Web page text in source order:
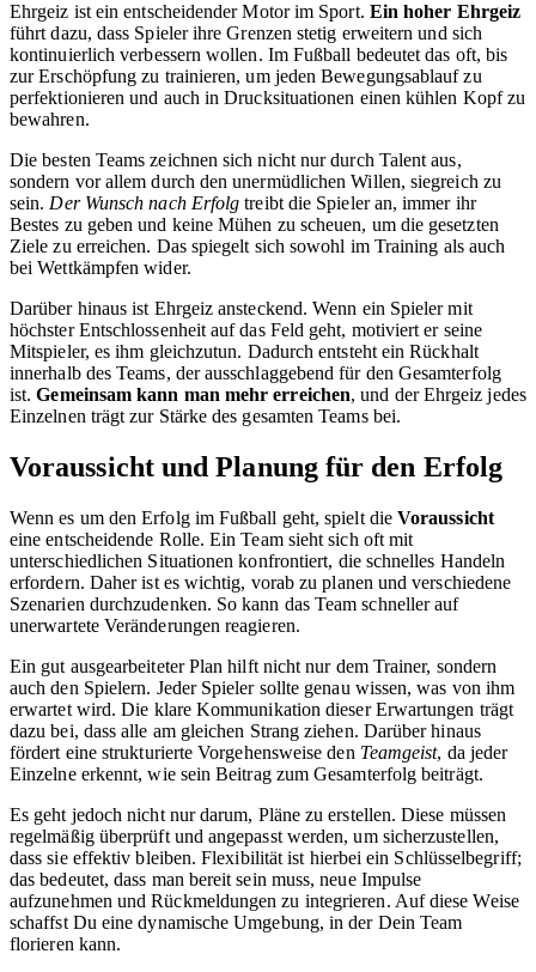
Ehrgeiz ist ein entscheidender Motor im Sport. Ein hoher Ehrgeiz
führt dazu, dass Spieler ihre Grenzen stetig erweitern und sich
kontinuierlich verbessern wollen. Im Fußball bedeutet das oft, bis
zur Erschöpfung zu trainieren, um jeden Bewegungsablauf zu
perfektionieren und auch in Drucksituationen einen kühlen Kopf zu
bewahren.
Die besten Teams zeichnen sich nicht nur durch Talent aus,
sondern vor allem durch den unermüdlichen Willen, siegreich zu
sein. Der Wunsch nach Erfolg treibt die Spieler an, immer ihr
Bestes zu geben und keine Mühen zu scheuen, um die gesetzten
Ziele zu erreichen. Das spiegelt sich sowohl im Training als auch
bei Wettkämpfen wider.
Darüber hinaus ist Ehrgeiz ansteckend. Wenn ein Spieler mit
höchster Entschlossenheit auf das Feld geht, motiviert er seine
Mitspieler, es ihm gleichzutun. Dadurch entsteht ein Rückhalt
innerhalb des Teams, der ausschlaggebend für den Gesamterfolg
ist.Gemeinsam kann man mehr erreichen, und der Ehrgeiz jedes
Einzelnen trägt zur Stärke des gesamten Teams bei.
Voraussicht und Planung für den Erfolg
Wenn es um den Erfolg im Fußball geht, spielt die Voraussicht
eine entscheidende Rolle. Ein Team sieht sich oft mit
unterschiedlichen Situationen konfrontiert, die schnelles Handeln
erfordern. Daher ist es wichtig, vorab zu planen und verschiedene
Szenarien durchzudenken. So kann das Team schneller auf
unerwartete Veränderungen reagieren.
Ein gut ausgearbeiteter Plan hilft nicht nur dem Trainer, sondern
auch den Spielern. Jeder Spieler sollte genau wissen, was von ihm
erwartet wird. Die klare Kommunikation dieser Erwartungen trägt
dazu bei, dass alle am gleichen Strang ziehen. Darüber hinaus
fördert eine strukturierte Vorgehensweise den Teamgeist, da jeder
Einzelne erkennt, wie sein Beitrag zum Gesamterfolg beiträgt.
Es geht jedoch nicht nur darum, Pläne zu erstellen. Diese müssen
regelmäßig überprüft und angepasst werden, um sicherzustellen,
dass sie effektiv bleiben. Flexibilität ist hierbei ein Schlüsselbegriff;
das bedeutet, dass man bereit sein muss, neue Impulse
aufzunehmen und Rückmeldungen zu integrieren. Auf diese Weise
schaffst Du eine dynamische Umgebung, in der Dein Team
florieren kann.